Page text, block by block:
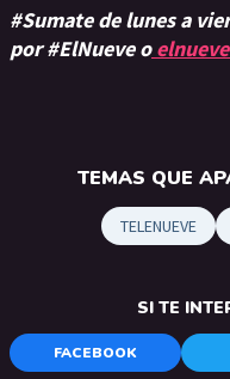
#Sumate de lunes a
por #ElNueve o
TEMAS QUE
TELENUEVE
SI TE
FACEBOOK